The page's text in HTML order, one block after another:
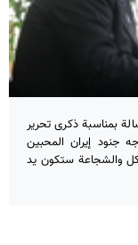
بمناسبة ذكرى تحرير
جنود إيران المحبين
والشجاعة ستكون يد